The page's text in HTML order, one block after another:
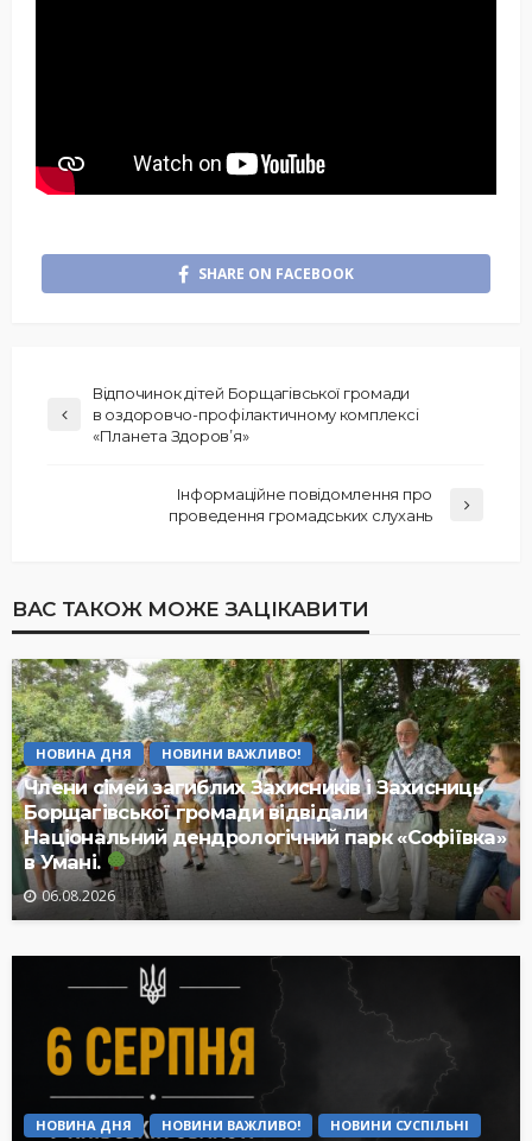
SHARE ON FACEBOOK
Відпочинок дітей Борщагівської громади
в оздоровчо-профілактичному комплексі
«Планета Здоров’я»
Інформаційне повідомлення про
проведення громадських слухань
ВАС ТАКОЖ МОЖЕ ЗАЦІКАВИТИ
НОВИНА ДНЯ НОВИНИ ВАЖЛИВО!
Члени сімей загиблих Захисників і Захисниць
Борщагівської громади відвідали
Національний дендрологічний парк «Софіївка»
в Умані.
06.08.2026
НОВИНА ДНЯ НОВИНИ ВАЖЛИВО! НОВИНИ СУСПІЛЬНІ